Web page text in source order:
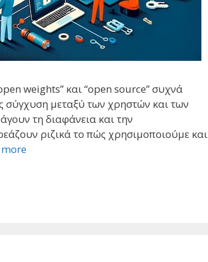
weights” και “open source” συχνά
μεταξύ των χρηστών και των
τη διαφάνεια και την
ριζικά το πώς χρησιμοποιούμε και
more